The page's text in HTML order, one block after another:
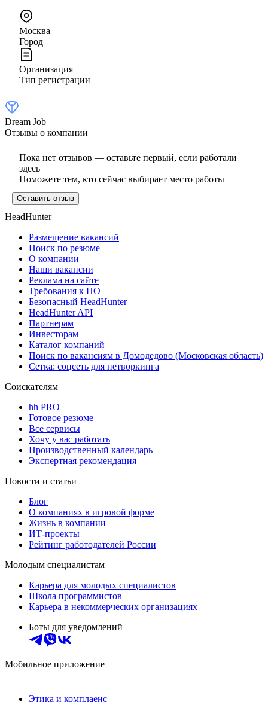
Москва
Город
Организация
Тип регистрации
Dream Job
Отзывы о компании
Пока нет отзывов — оставьте первый, если работали
здесь
Поможете тем, кто сейчас выбирает место работы
Оставить отзыв
HeadHunter
Размещение вакансий
Поиск по резюме
О компании
Наши вакансии
Реклама на сайте
Требования к ПО
Безопасный HeadHunter
HeadHunter API
Партнерам
Инвесторам
Каталог компаний
Поиск по вакансиям в Домодедово (Московская область)
Сетка: соцсеть для нетворкинга
Соискателям
hh PRO
Готовое резюме
Все сервисы
Хочу у вас работать
Производственный календарь
Экспертная рекомендация
Новости и статьи
Блог
О компаниях в игровой форме
Жизнь в компании
ИТ-проекты
Рейтинг работодателей России
Молодым специалистам
Карьера для молодых специалистов
Школа программистов
Карьера в некоммерческих организациях
Боты для уведомлений
Мобильное приложение
Этика и комплаенс